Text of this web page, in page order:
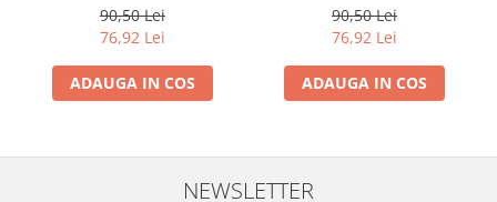
90,50 Lei
76,92 Lei
ADAUGA IN COS
90,50 Lei
76,92 Lei
ADAUGA IN COS
NEWSLETTER